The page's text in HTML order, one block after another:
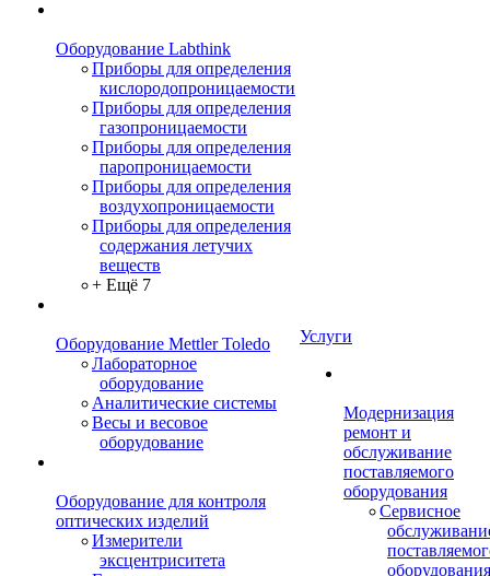
Оборудование Labthink
Приборы для определения
кислородопроницаемости
Приборы для определения
газопроницаемости
Приборы для определения
паропроницаемости
Приборы для определения
воздухопроницаемости
Приборы для определения
содержания летучих
веществ
+ Ещё 7
Оборудование Mettler Toledo
Лабораторное
оборудование
Аналитические системы
Весы и весовое
оборудование
Оборудование для контроля
оптических изделий
Измерители
эксцентриситета
Услуги
Модернизация
ремонт и
обслуживание
поставляемого
оборудования
Сервисное
оборудования